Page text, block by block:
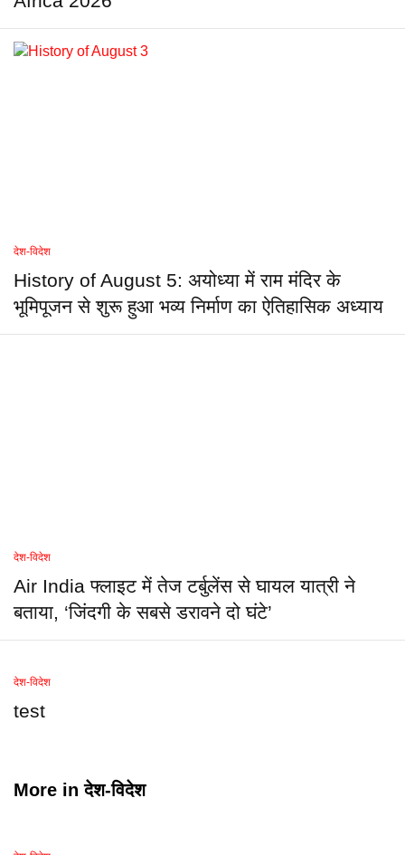
देश-विदेश
History of August 5: अयोध्या में राम मंदिर के
भूमिपूजन से शुरू हुआ भव्य निर्माण का ऐतिहासिक अध्याय
देश-विदेश
Air India फ्लाइट में तेज टर्बुलेंस से घायल यात्री ने
बताया, ‘जिंदगी के सबसे डरावने दो घंटे’
देश-विदेश
test
More inदेश-विदेश